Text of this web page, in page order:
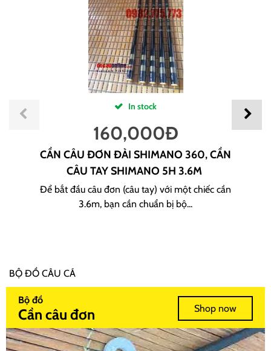
In stock
160,000Đ
CẦN CÂU ĐƠN ĐÀI SHIMANO 360, CẦN
CÂU TAY SHIMANO 5H 3.6M
Để bắt đầu câu đơn (câu tay) với một chiếc cần
3.6m, bạn cần chuẩn bị bộ...
BỘ ĐỒ CÂU CÁ
Bộ đồ
Cần câu đơn Shop now